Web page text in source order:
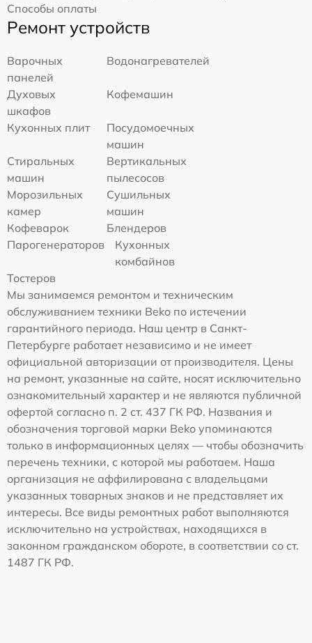
Способы оплаты
Ремонт устройств
Варочных
панелей
Водонагревателей
Духовых
шкафов
Кофемашин
Кухонных плит
Посудомоечных
машин
Стиральных
машин
Вертикальных
пылесосов
Морозильных
камер
Сушильных
машин
Кофеварок
Блендеров
Парогенераторов
Кухонных
комбайнов
Тостеров
Мы занимаемся ремонтом и техническим
обслуживанием техники Beko по истечении
гарантийного периода. Наш центр в Санкт-
Петербурге работает независимо и не имеет
официальной авторизации от производителя. Цены
на ремонт, указанные на сайте, носят исключительно
ознакомительный характер и не являются публичной
офертой согласно п. 2 ст. 437 ГК РФ. Названия и
обозначения торговой марки Beko упоминаются
только в информационных целях — чтобы обозначить
перечень техники, с которой мы работаем. Наша
организация не аффилирована с владельцами
указанных товарных знаков и не представляет их
интересы. Все виды ремонтных работ выполняются
исключительно на устройствах, находящихся в
законном гражданском обороте, в соответствии со ст.
1487 ГК РФ.